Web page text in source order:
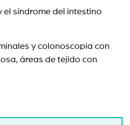
síndrome del intestino
y colonoscopia con
áreas de tejido con